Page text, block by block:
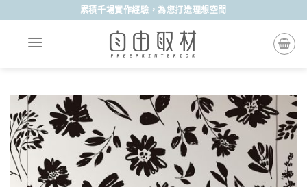
content
累積千場實作經驗，為您打造理想空間